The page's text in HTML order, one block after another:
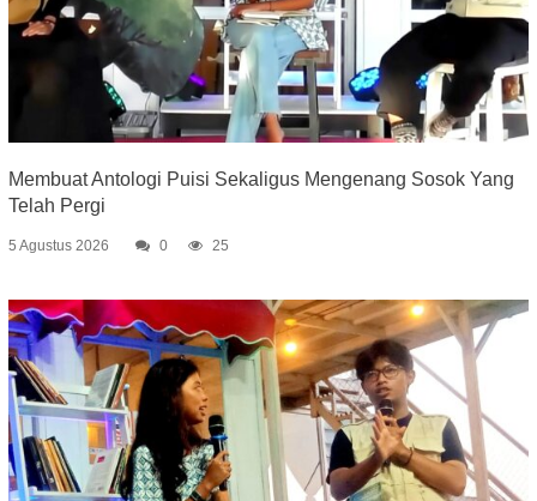
Membuat Antologi Puisi Sekaligus Mengenang Sosok Yang
Telah Pergi
5 Agustus 2026 0 25